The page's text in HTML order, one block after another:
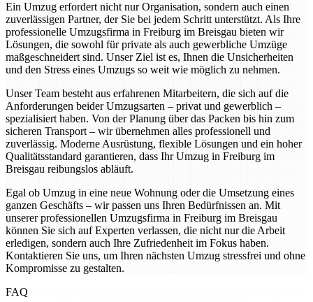
Ein Umzug erfordert nicht nur Organisation, sondern auch einen
zuverlässigen Partner, der Sie bei jedem Schritt unterstützt. Als Ihre
professionelle Umzugsfirma in Freiburg im Breisgau bieten wir
Lösungen, die sowohl für private als auch gewerbliche Umzüge
maßgeschneidert sind. Unser Ziel ist es, Ihnen die Unsicherheiten
und den Stress eines Umzugs so weit wie möglich zu nehmen.
Unser Team besteht aus erfahrenen Mitarbeitern, die sich auf die
Anforderungen beider Umzugsarten – privat und gewerblich –
spezialisiert haben. Von der Planung über das Packen bis hin zum
sicheren Transport – wir übernehmen alles professionell und
zuverlässig. Moderne Ausrüstung, flexible Lösungen und ein hoher
Qualitätsstandard garantieren, dass Ihr Umzug in Freiburg im
Breisgau reibungslos abläuft.
Egal ob Umzug in eine neue Wohnung oder die Umsetzung eines
ganzen Geschäfts – wir passen uns Ihren Bedürfnissen an. Mit
unserer professionellen Umzugsfirma in Freiburg im Breisgau
können Sie sich auf Experten verlassen, die nicht nur die Arbeit
erledigen, sondern auch Ihre Zufriedenheit im Fokus haben.
Kontaktieren Sie uns, um Ihren nächsten Umzug stressfrei und ohne
Kompromisse zu gestalten.
FAQ